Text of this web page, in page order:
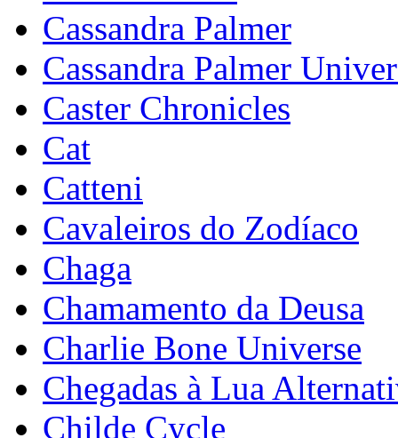
Cassandra Palmer
Cassandra Palmer
Caster Chronicles
Cat
Catteni
Cavaleiros do Zodíaco
Chaga
Chamamento da Deusa
Charlie Bone Universe
Chegadas à Lua
Childe Cycle